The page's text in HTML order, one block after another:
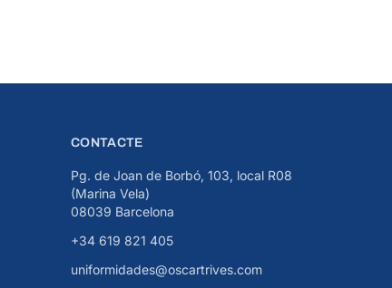
CONTACTE
Pg. de Joan de Borbó, 103, local R08
(Marina Vela)
08039 Barcelona
+34 619 821 405
uniformidades@oscartrives.com